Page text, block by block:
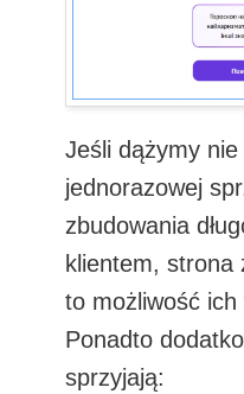
Jeśli dążymy
jednorazowej
zbudowania
klientem, strona
to możliwość ich
Ponadto
sprzyjają: